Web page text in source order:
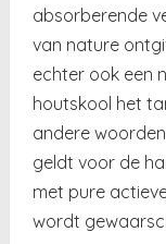
absorberende
van nature
echter ook een
houtskool het
andere
geldt voor de
met pure
wordt